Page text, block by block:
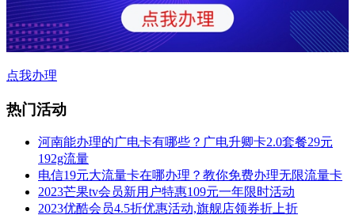
点我办理
热门活动
河南能办理的广电卡有哪些？广电升卿卡2.0套餐29元
192g流量
电信19元大流量卡在哪办理？教你免费办理无限流量卡
2023芒果tv会员新用户特惠109元一年限时活动
2023优酷会员4.5折优惠活动,旗舰店领券折上折